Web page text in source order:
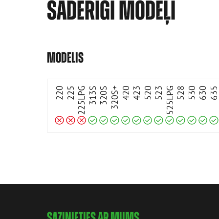
SADERĪGI MODEĻI
MODELIS
220
Nesaderīgs
225
Nesaderīgs
225LPG
Nesaderīgs
313S
Saderīgs
320S
Saderīgs
320S+
Saderīgs
420
Saderīgs
423
Saderīgs
520
Saderīgs
523
Saderīgs
525LPG
Saderīgs
528
Saderīgs
530
Saderīgs
630
Saderīgs
635
Saderīgs